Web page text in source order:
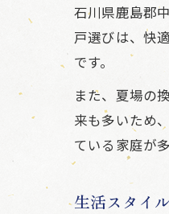
石川県鹿島郡
戸選びは、快
です。
また、夏場の
来も多いため
ている家庭が
生活スタイ